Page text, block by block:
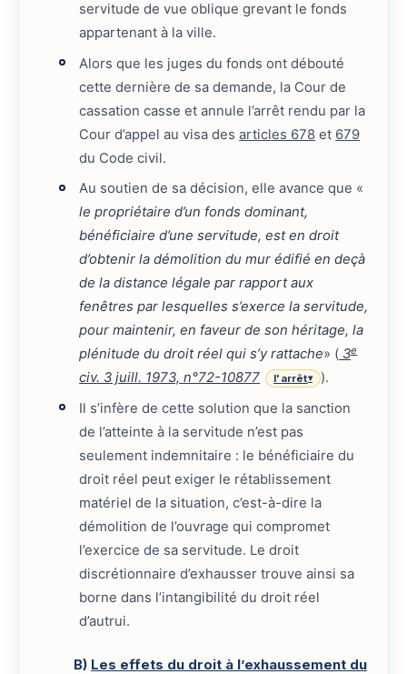
servitude de vue oblique grevant le fonds
appartenant à la ville.
Alors que les juges du fonds ont débouté
cette dernière de sa demande, la Cour de
cassation casse et annule l’arrêt rendu par la
Cour d’appel au visa desarticles 678 et 679
du Code civil.
Au soutien de sa décision, elle avance que «
le propriétaire d’un fonds dominant,
bénéficiaire d’une servitude, est en droit
d’obtenir la démolition du mur édifié en deçà
de la distance légale par rapport aux
fenêtres par lesquelles s’exerce la servitude,
pour maintenir, en faveur de son héritage, la
plénitude du droit réel qui s’y rattache» ( 3e
civ. 3 juill. 1973, n°72-10877 l'arrêt▾
).
Il s’infère de cette solution que la sanction
de l’atteinte à la servitude n’est pas
seulement indemnitaire : le bénéficiaire du
droit réel peut exiger le rétablissement
matériel de la situation, c’est-à-dire la
démolition de l’ouvrage qui compromet
l’exercice de sa servitude. Le droit
discrétionnaire d’exhausser trouve ainsi sa
borne dans l’intangibilité du droit réel
d’autrui.
B) Les effets du droit à l’exhaussement du